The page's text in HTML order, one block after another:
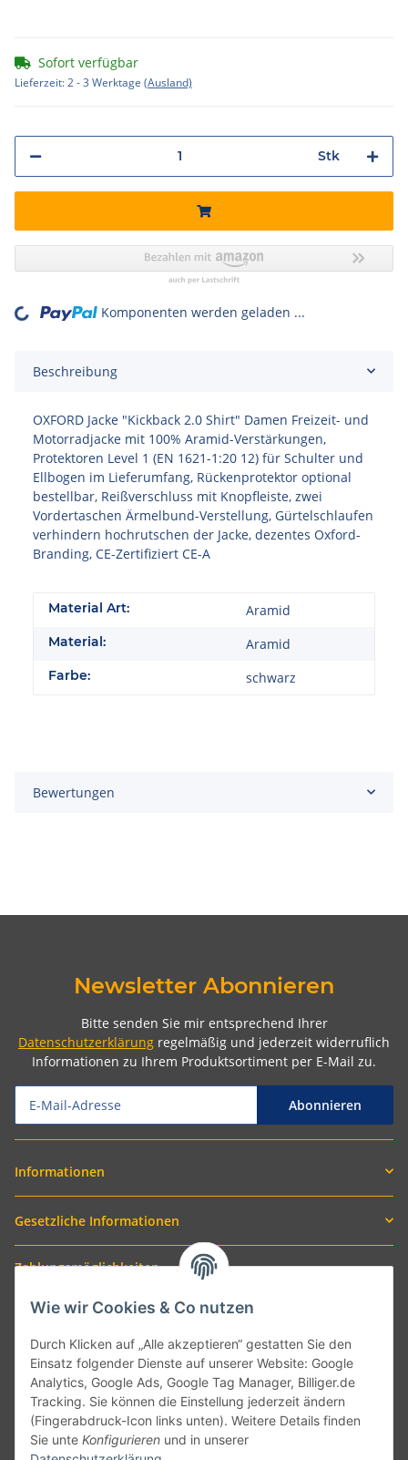
Sofort verfügbar
Lieferzeit:2 - 3 Werktage (Ausland)
Stk
Loading... Komponenten werden geladen ...
Beschreibung
OXFORD Jacke "Kickback 2.0 Shirt" Damen Freizeit- und
Motorradjacke mit 100% Aramid-Verstärkungen,
Protektoren Level 1 (EN 1621-1:20 12) für Schulter und
Ellbogen im Lieferumfang, Rückenprotektor optional
bestellbar, Reißverschluss mit Knopfleiste, zwei
Vordertaschen Ärmelbund-Verstellung, Gürtelschlaufen
verhindern hochrutschen der Jacke, dezentes Oxford-
Branding, CE-Zertifiziert CE-A
Material Art: Aramid
Material: Aramid
Farbe: schwarz
Bewertungen
Newsletter Abonnieren
Bitte senden Sie mir entsprechend Ihrer
Datenschutzerklärung regelmäßig und jederzeit widerruflich
Informationen zu Ihrem Produktsortiment per E-Mail zu.
Abonnieren
Informationen
Gesetzliche Informationen
Zahlungsmöglichkeiten
Wie wir Cookies & Co nutzen
Durch Klicken auf „Alle akzeptieren“ gestatten Sie den
Einsatz folgender Dienste auf unserer Website: Google
Analytics, Google Ads, Google Tag Manager, Billiger.de
Tracking. Sie können die Einstellung jederzeit ändern
(Fingerabdruck-Icon links unten). Weitere Details finden
Sie unte Konfigurieren und in unserer